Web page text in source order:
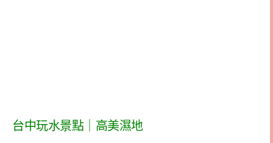
台中玩水景點｜高美濕地